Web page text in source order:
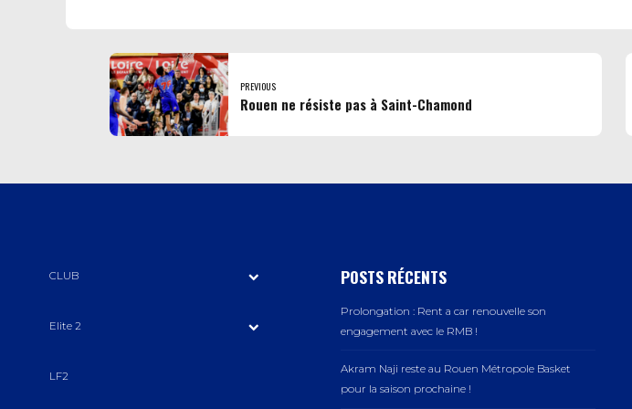
PREVIOUS
Rouen ne résiste pas à Saint-Chamond
CLUB
Elite 2
LF2
POSTS RÉCENTS
Prolongation : Rent a car renouvelle son
engagement avec le RMB !
Akram Naji reste au Rouen Métropole Basket
pour la saison prochaine !